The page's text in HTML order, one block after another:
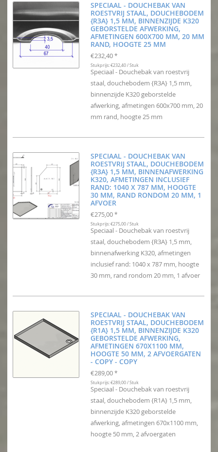
SPECIAAL - DOUCHEBAK VAN
ROESTVRIJ STAAL, DOUCHEBODEM
{R3A} 1,5 MM, BINNENZIJDE K320
GEBORSTELDE AFWERKING,
AFMETINGEN 600X700 MM, 20 MM
RAND, HOOGTE 25 MM
€232,40 *
Stukprijs: €232,40 / Stuk
Speciaal - Douchebak van roestvrij
staal, douchebodem {R3A} 1,5 mm,
binnenzijde K320 geborstelde
afwerking, afmetingen 600x700 mm, 20
mm rand, hoogte 25 mm
SPECIAAL - DOUCHEBAK VAN
ROESTVRIJ STAAL, DOUCHEBODEM
{R3A} 1,5 MM, BINNENAFWERKING
K320, AFMETINGEN INCLUSIEF
RAND: 1040 X 787 MM, HOOGTE
30 MM, RAND RONDOM 20 MM, 1
AFVOER
€275,00 *
Stukprijs: €275,00 / Stuk
Speciaal - Douchebak van roestvrij
staal, douchebodem {R3A} 1,5 mm,
binnenafwerking K320, afmetingen
inclusief rand: 1040 x 787 mm, hoogte
30 mm, rand rondom 20 mm, 1 afvoer
SPECIAAL - DOUCHEBAK VAN
ROESTVRIJ STAAL, DOUCHEBODEM
{R1A} 1,5 MM, BINNENZIJDE K320
GEBORSTELDE AFWERKING,
AFMETINGEN 670X1100 MM,
HOOGTE 50 MM, 2 AFVOERGATEN
- COPY - COPY
€289,00 *
Stukprijs: €289,00 / Stuk
Speciaal - Douchebak van roestvrij
staal, douchebodem {R1A} 1,5 mm,
binnenzijde K320 geborstelde
afwerking, afmetingen 670x1100 mm,
hoogte 50 mm, 2 afvoergaten